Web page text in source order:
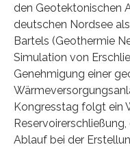
den Geotektonischen
deutschen Nordsee
Bartels (Geothermie
Simulation von
Genehmigung einer
Kongresstag folgt ein
Ablauf bei der